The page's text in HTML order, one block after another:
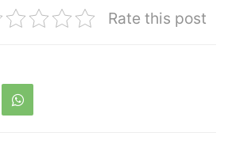
Rate this post